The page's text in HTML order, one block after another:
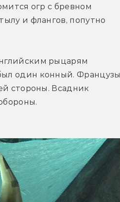
огр с бревном
и флангов, попутно
рыцарям
один конный. Французы
стороны. Всадник